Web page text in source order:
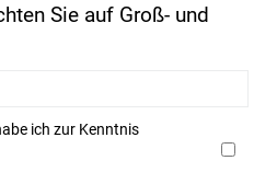
Sie auf Groß- und
ich zur Kenntnis